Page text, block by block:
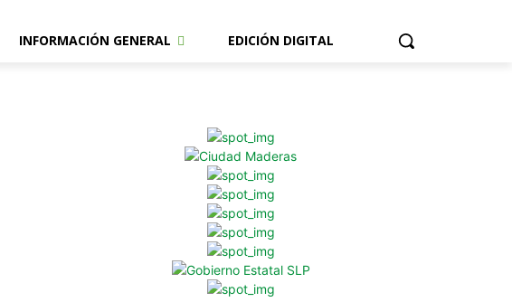
INFORMACIÓN GENERAL EDICIÓN DIGITAL